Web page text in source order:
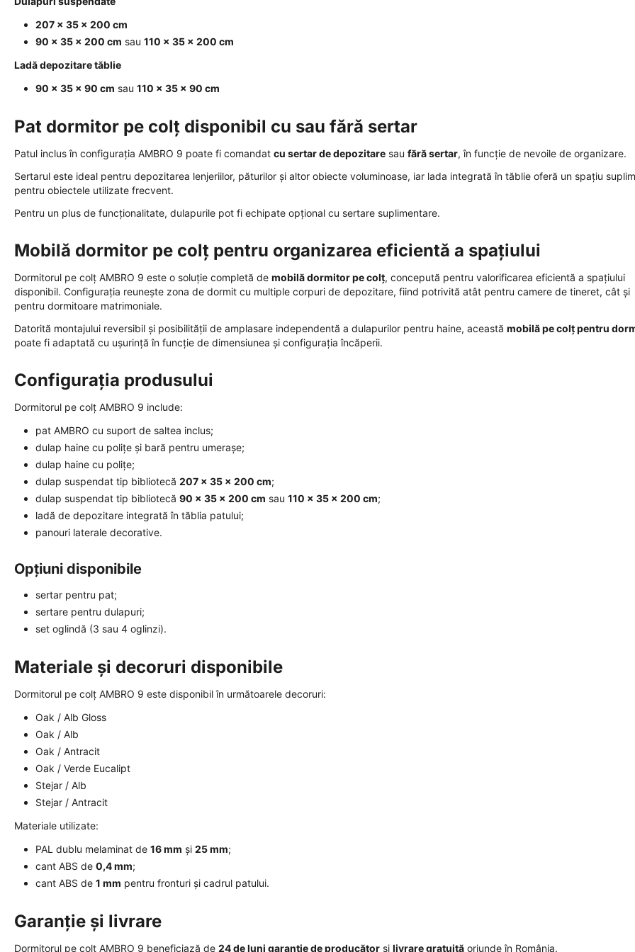
207 × 35 × 200 cm
90 × 35 × 200 cm sau 110 × 35 × 200 cm
Ladă depozitare tăblie
90 × 35 × 90 cm sau 110 × 35 × 90 cm
Pat dormitor pe colț disponibil cu sau fără sertar
Patul inclus în configurația AMBRO 9 poate fi comandat cu sertar de depozitare sau fără sertar, în funcție de nevoile de organizare.
Sertarul este ideal pentru depozitarea lenjeriilor, păturilor și altor obiecte voluminoase, iar lada integrată în tăblie oferă un spațiu
pentru obiectele utilizate frecvent.
Pentru un plus de funcționalitate, dulapurile pot fi echipate opțional cu sertare suplimentare.
Mobilă dormitor pe colț pentru organizarea eficientă a spațiului
Dormitorul pe colț AMBRO 9 este o soluție completă de mobilă dormitor pe colț, concepută pentru valorificarea eficientă a spațiului
disponibil. Configurația reunește zona de dormit cu multiple corpuri de depozitare, fiind potrivită atât pentru camere de tineret, cât și
pentru dormitoare matrimoniale.
Datorită montajului reversibil și posibilității de amplasare independentă a dulapurilor pentru haine, această mobilă pe colț pentru
poate fi adaptată cu ușurință în funcție de dimensiunea și configurația încăperii.
Configurația produsului
Dormitorul pe colț AMBRO 9 include:
pat AMBRO cu suport de saltea inclus;
dulap haine cu polițe și bară pentru umerașe;
dulap haine cu polițe;
dulap suspendat tip bibliotecă 207 × 35 × 200 cm;
dulap suspendat tip bibliotecă 90 × 35 × 200 cm sau 110 × 35 × 200 cm;
ladă de depozitare integrată în tăblia patului;
panouri laterale decorative.
Opțiuni disponibile
sertar pentru pat;
sertare pentru dulapuri;
set oglindă (3 sau 4 oglinzi).
Materiale și decoruri disponibile
Dormitorul pe colț AMBRO 9 este disponibil în următoarele decoruri:
Oak / Alb Gloss
Oak / Alb
Oak / Antracit
Oak / Verde Eucalipt
Stejar / Alb
Stejar / Antracit
Materiale utilizate:
PAL dublu melaminat de 16 mm și 25 mm;
cant ABS de 0,4 mm;
cant ABS de 1 mm pentru fronturi și cadrul patului.
Garanție și livrare
Dormitorul pe colț AMBRO 9 beneficiază de 24 de luni garanție de producător și livrare gratuită oriunde în România.